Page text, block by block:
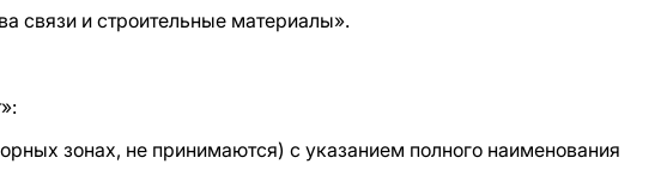
связи и строительные материалы».
зонах, не принимаются) с указанием полного наименования